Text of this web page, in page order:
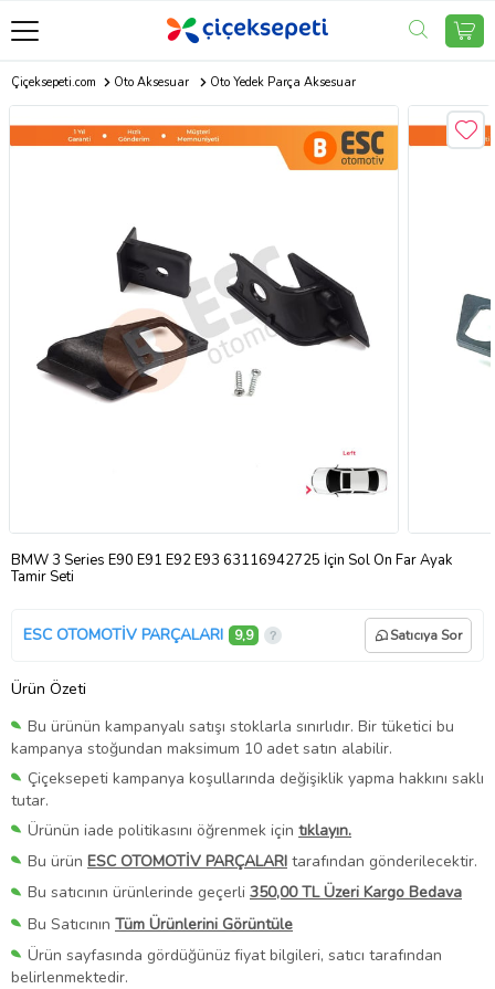
Çiçeksepeti.com Oto Aksesuar Oto Yedek Parça Aksesuar
BMW 3 Series E90 E91 E92 E93 63116942725 İçin Sol Ön Far Ayak
Tamir Seti
ESC OTOMOTİV PARÇALARI 9,9 Satıcıya Sor
Ürün Özeti
Bu ürünün kampanyalı satışı stoklarla sınırlıdır. Bir tüketici bu
kampanya stoğundan maksimum 10 adet satın alabilir.
Çiçeksepeti kampanya koşullarında değişiklik yapma hakkını saklı
tutar.
Ürünün iade politikasını öğrenmek için tıklayın.
Bu ürün ESC OTOMOTİV PARÇALARI tarafından gönderilecektir.
Bu satıcının ürünlerinde geçerli 350,00 TL Üzeri Kargo Bedava
Bu Satıcının Tüm Ürünlerini Görüntüle
Ürün sayfasında gördüğünüz fiyat bilgileri, satıcı tarafından
belirlenmektedir.